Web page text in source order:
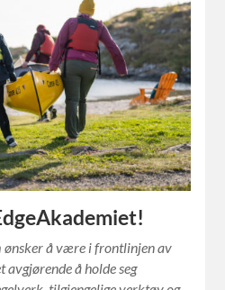
ønsker å være i frontlinjen av
å holde seg